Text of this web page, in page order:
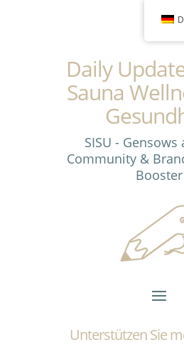
Daily
Sauna
SISU -
Community &
Booster
Unterstützen Sie